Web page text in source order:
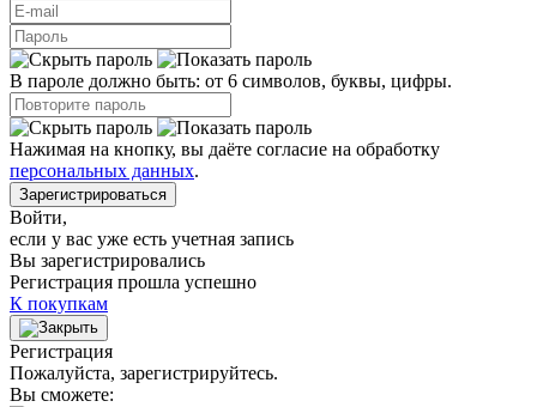
В пароле должно быть: от 6 символов, буквы, цифры.
Нажимая на кнопку, вы даёте согласие на обработку
персональных данных.
Зарегистрироваться
Войти,
если у вас уже есть учетная запись
Вы зарегистрировались
Регистрация прошла успешно
К покупкам
Регистрация
Пожалуйста, зарегистрируйтесь.
Вы сможете: